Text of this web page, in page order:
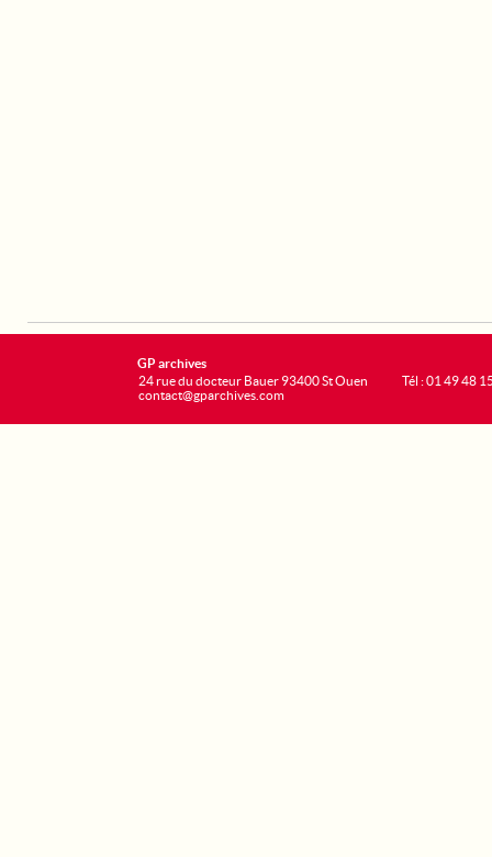
GP archives
24 rue du docteur Bauer 93400 St Ouen
contact@gparchives.com
Tél : 01 49 48